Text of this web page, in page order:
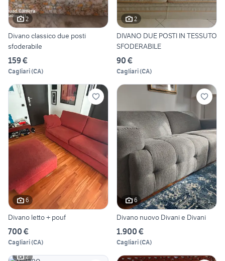
2
Divano classico due posti
sfoderabile
159 €
Cagliari(CA)
2
DIVANO DUE POSTI IN TESSUTO
SFODERABILE
90 €
Cagliari(CA)
6
Divano letto + pouf
700 €
Cagliari(CA)
6
Divano nuovo Divani e Divani
1.900 €
Cagliari(CA)
2